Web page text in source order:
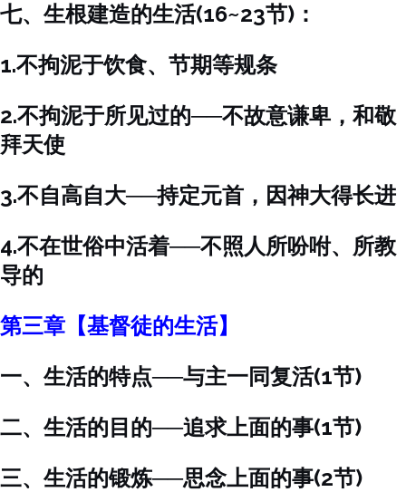
七、生根建造的生活(16~23节)：
1.不拘泥于饮食、节期等规条
2.不拘泥于所见过的──不故意谦卑，和敬
拜天使
3.不自高自大──持定元首，因神大得长进
4.不在世俗中活着──不照人所吩咐、所教
导的
第三章【基督徒的生活】
一、生活的特点──与主一同复活(1节)
二、生活的目的──追求上面的事(1节)
三、生活的锻炼──思念上面的事(2节)